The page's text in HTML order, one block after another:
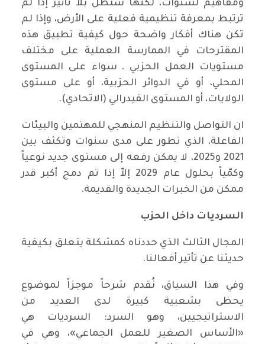
ومفاهيم لسنوات، لكنها ستظل بلا تأثير إذا لم
ترتبط بمعرفة تنظيمية فعلية على الأرض، وإذا لم
تكن هناك أفكار واضحة حول كيفية تطبيق هذه
المقترحات في الممارسة العملية على مختلف
مستويات العمل الحزبي ـ سواء على المستوى
المحلي، أو في الدوائر الحزبية، أو على مستوى
الولايات، أو المستوى الفيدرالي (الاتحادي).
ان التواصل والتنظيم المنهجي للمهتمين والبيئات
الفاعلة، الذي تطور على مدى سنوات وتكثف بين
2021 و2025، لا يمكن رفعه إلى مستوى جديد نوعياً
وكمّياً بحلول عام 2029 إلاّ إذا تم دمج أكبر قدر
ممكن من الخبرات الجديدة والقديمة.
السرديات داخل الحزب
المجال الثالث الذي حددناه كمشكلة يتعلق بكيفية
حديثنا عن تأثير أفعالنا.
وفي هذا السياق، نُقدم شرحاً موجزاً لموضوع
يحظى بشعبية كبيرة لدى العديد من
الاستراتيجيين، وهو السرد: السرديات هي
«الأساس الصغير للعمل الجماعي»، وهي في